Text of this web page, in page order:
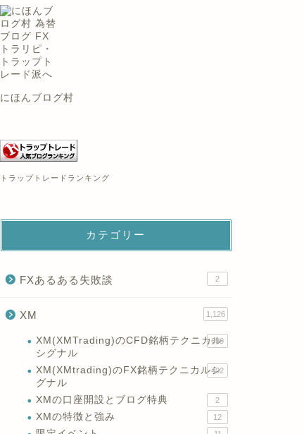
にほんブログ村
トラップトレードランキング
カテゴリー
FXあるある失敗談 2
XM 1,126
XM(XMTrading)のCFD銘柄テクニカル
シグナル
699
XM(XMtrading)のFX銘柄テクニカルシ
グナル
402
XMの口座開設とブログ特典 2
XMの特徴と強み 12